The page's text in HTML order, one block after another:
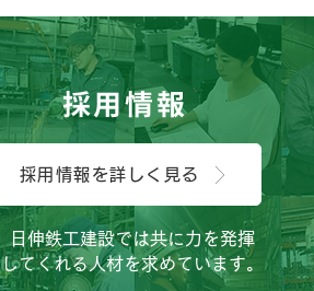
採用情報
採用情報を詳しく見る
日伸鉄工建設では共に力を発揮
してくれる人材を求めています。